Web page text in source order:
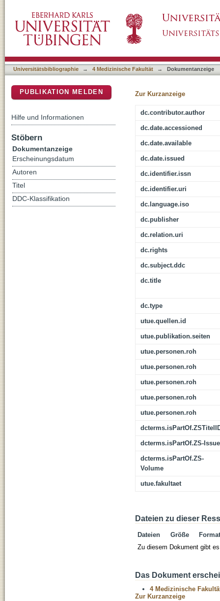
combined with radiochemotherapy
Universitätsbibliographie → 4 Medizinische Fakultät → Dokumentanzeige
Zur Kurzanzeige
dc.contributor.author
dc.date.accessioned
dc.date.available
dc.date.issued
dc.identifier.issn
dc.identifier.uri
dc.language.iso
dc.publisher
dc.relation.uri
dc.rights
dc.subject.ddc
dc.title
dc.type
utue.quellen.id
utue.publikation.seiten
utue.personen.roh
utue.personen.roh
utue.personen.roh
utue.personen.roh
utue.personen.roh
dcterms.isPartOf.ZS-Issue
dcterms.isPartOf.ZS-
Volume
utue.fakultaet
Dateien zu dieser
Dateien Größe
Format
Zu diesem Dokument gibt
Das Dokument
4 Medizinische
Zur Kurzanzeige
PUBLIKATION MELDEN
Hilfe und Informationen
Stöbern
Dokumentanzeige
Erscheinungsdatum
Autoren
Titel
DDC-Klassifikation